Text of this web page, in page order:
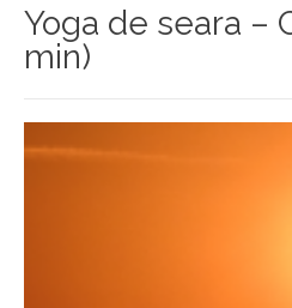
Yoga de seara –
min)